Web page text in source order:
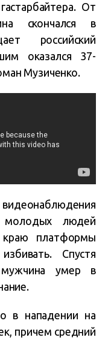
От
скончался в
российский
оказался 37-
Музиченко.
молодых людей
платформы
Спустя
умер в
в нападении на
причем средний